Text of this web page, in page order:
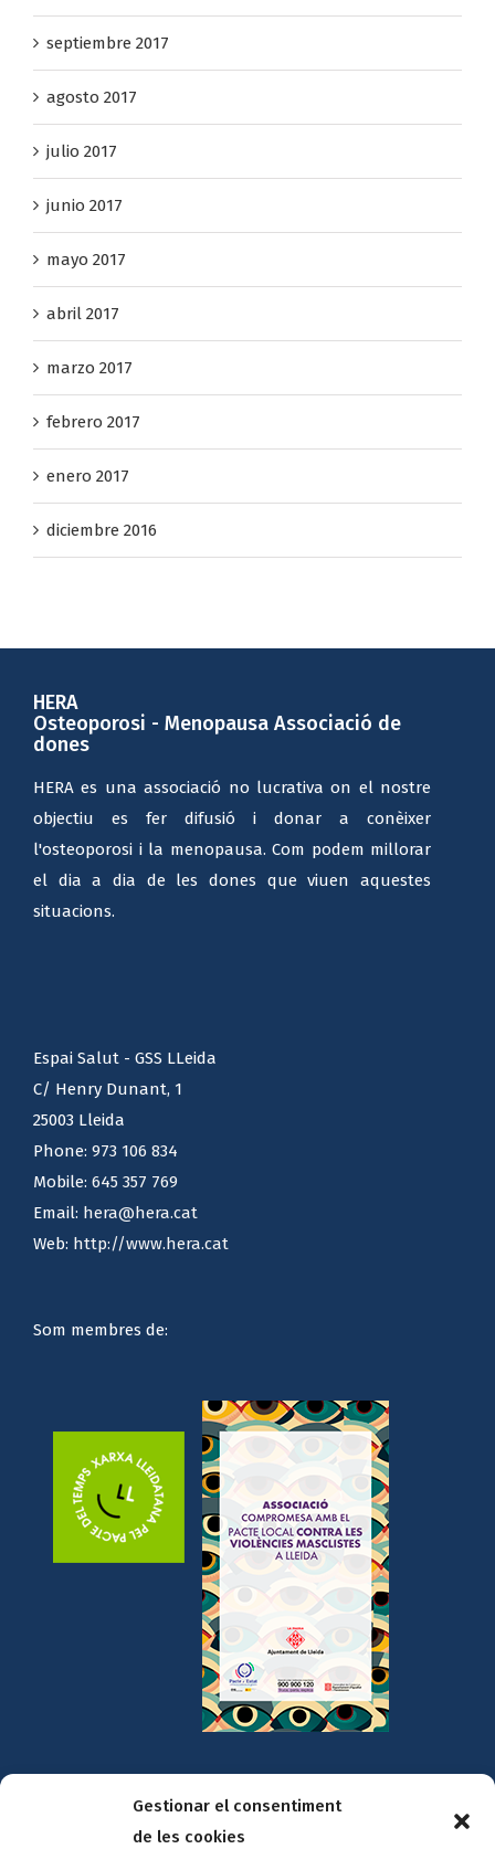
Gestionar el consentiment
de les cookies
septiembre 2017
agosto 2017
julio 2017
junio 2017
mayo 2017
abril 2017
marzo 2017
febrero 2017
enero 2017
diciembre 2016
HERA
Osteoporosi - Menopausa Associació de
dones
HERA es una associació no lucrativa on el nostre
objectiu es fer difusió i donar a conèixer
l'osteoporosi i la menopausa. Com podem millorar
el dia a dia de les dones que viuen aquestes
situacions.
Espai Salut - GSS LLeida
C/ Henry Dunant, 1
25003 Lleida
Phone: 973 106 834
Mobile: 645 357 769
Email: hera@hera.cat
Web: http://www.hera.cat
Som membres de:
Amb la col·laboració de: